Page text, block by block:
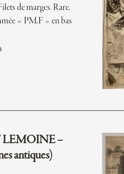
de marges. Rare.
« PM.F » en bas
LEMOINE –
antiques)